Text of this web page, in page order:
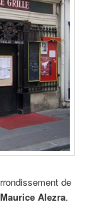
de
Maurice Alezra.